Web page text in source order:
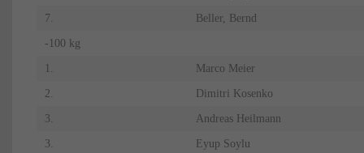
7. Beller, Bernd
-100 kg
Marco Meier
2. Dimitri Kosenko
3. Andreas Heilmann
3. Eyup Soylu